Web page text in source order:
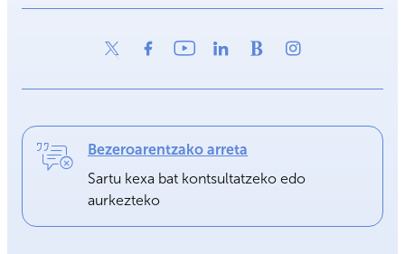
Bezeroarentzako arreta
Sartu kexa bat kontsultatzeko edo
aurkezteko